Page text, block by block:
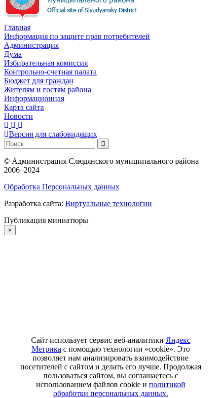
Главная
Информация по защите прав потребителей
Администрация
Дума
Избирательная комиссия
Контрольно-счетная палата
Бюджет для граждан
Жителям и гостям района
Информационная
Карта сайта
Новости
Версия для слабовидящих
© Администрация Слюдянского муниципального района
2006–2024
Обработка Персональных данных
Разработка сайта: Виртуальные технологии
Публикация миниатюры
×
Сайт использует сервис веб-аналитики Яндекс
Метрика с помощью технологии «cookie». Это
позволяет нам анализировать взаимодействие
посетителей с сайтом и делать его лучше. Продолжая
пользоваться сайтом, вы соглашаетесь с
использованием файлов cookie и политикой
обработки персональных данных.